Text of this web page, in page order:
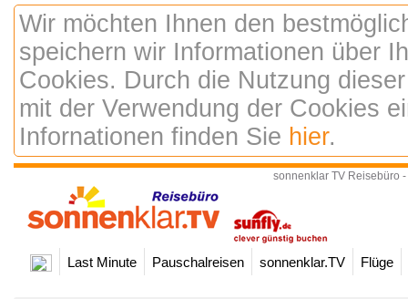
Wir möchten Ihnen den
speichern wir Informationen über
Cookies. Durch die Nutzung
mit der Verwendung der Cookies
Infornationen finden Sie hier.
sonnenklar TV Reisebüro
Last Minute Pauschalreisen sonnenklar.TV Flüge